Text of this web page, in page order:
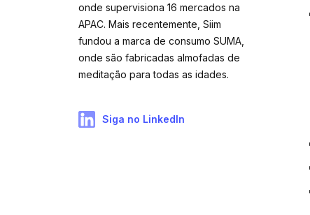
onde supervisiona 16 mercados na
APAC. Mais recentemente, Siim
fundou a marca de consumo SUMA,
onde são fabricadas almofadas de
meditação para todas as idades.
Siga no LinkedIn